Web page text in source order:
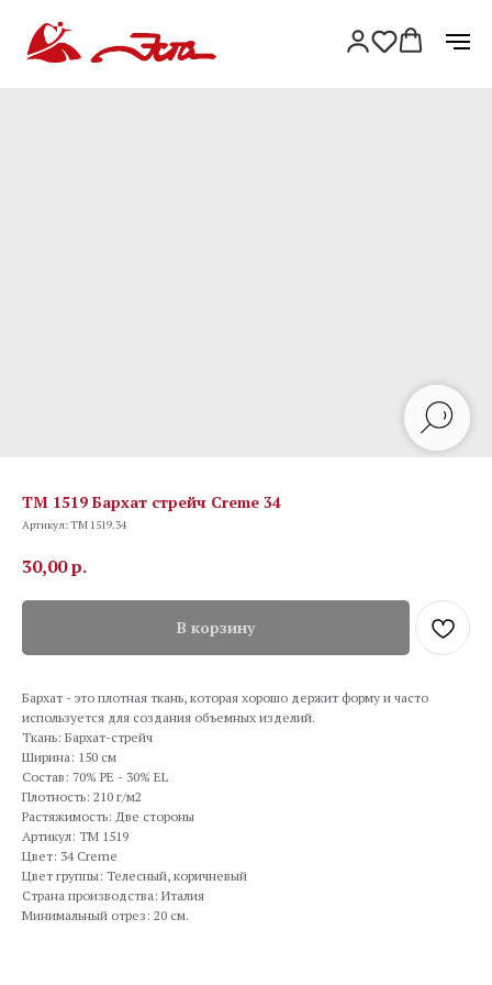
TM 1519 Бархат стрейч Creme 34
Артикул:TM 1519.34
30,00р.
В корзину
Бархат - это плотная ткань, которая хорошо держит форму и часто
используется для создания объемных изделий.
Ткань: Бархат-стрейч
Ширина: 150 см
Состав: 70% PE - 30% EL
Плотность: 210 г/м2
Растяжимость: Две стороны
Артикул: TM 1519
Цвет: 34 Creme
Цвет группы: Телесный, коричневый
Страна производства: Италия
Минимальный отрез: 20 см.